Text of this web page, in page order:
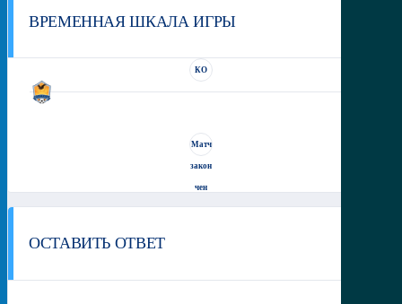
ВРЕМЕННАЯ ШКАЛА ИГРЫ
КО
Матч
закон
чен
ОСТАВИТЬ ОТВЕТ